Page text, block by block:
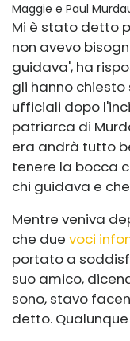
Maggie e Paul
Mi è stato detto
non avevo
guidava', ha
gli hanno
ufficiali dopo
patriarca di
era andrà tutto
tenere la bocca
chi guidava e
Mentre veniva
che due voci
portato a
suo amico,
sono, stavo
detto.